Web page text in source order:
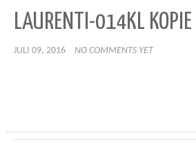
LAURENTI-014KL KOPIE
JULI 09, 2016 NO COMMENTS YET